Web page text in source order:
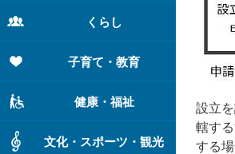
くらし
子育て・教育
健康・福祉
文化・スポーツ・観光
設立
轄す
する